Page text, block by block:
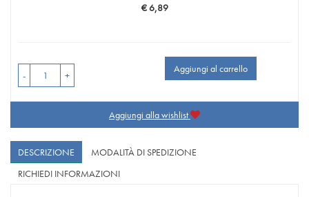
Prezzo
€ 6,89
- +
Aggiungi al carrello
Aggiungi alla wishlist
DESCRIZIONE
MODALITÀ DI SPEDIZIONE
RICHIEDI INFORMAZIONI